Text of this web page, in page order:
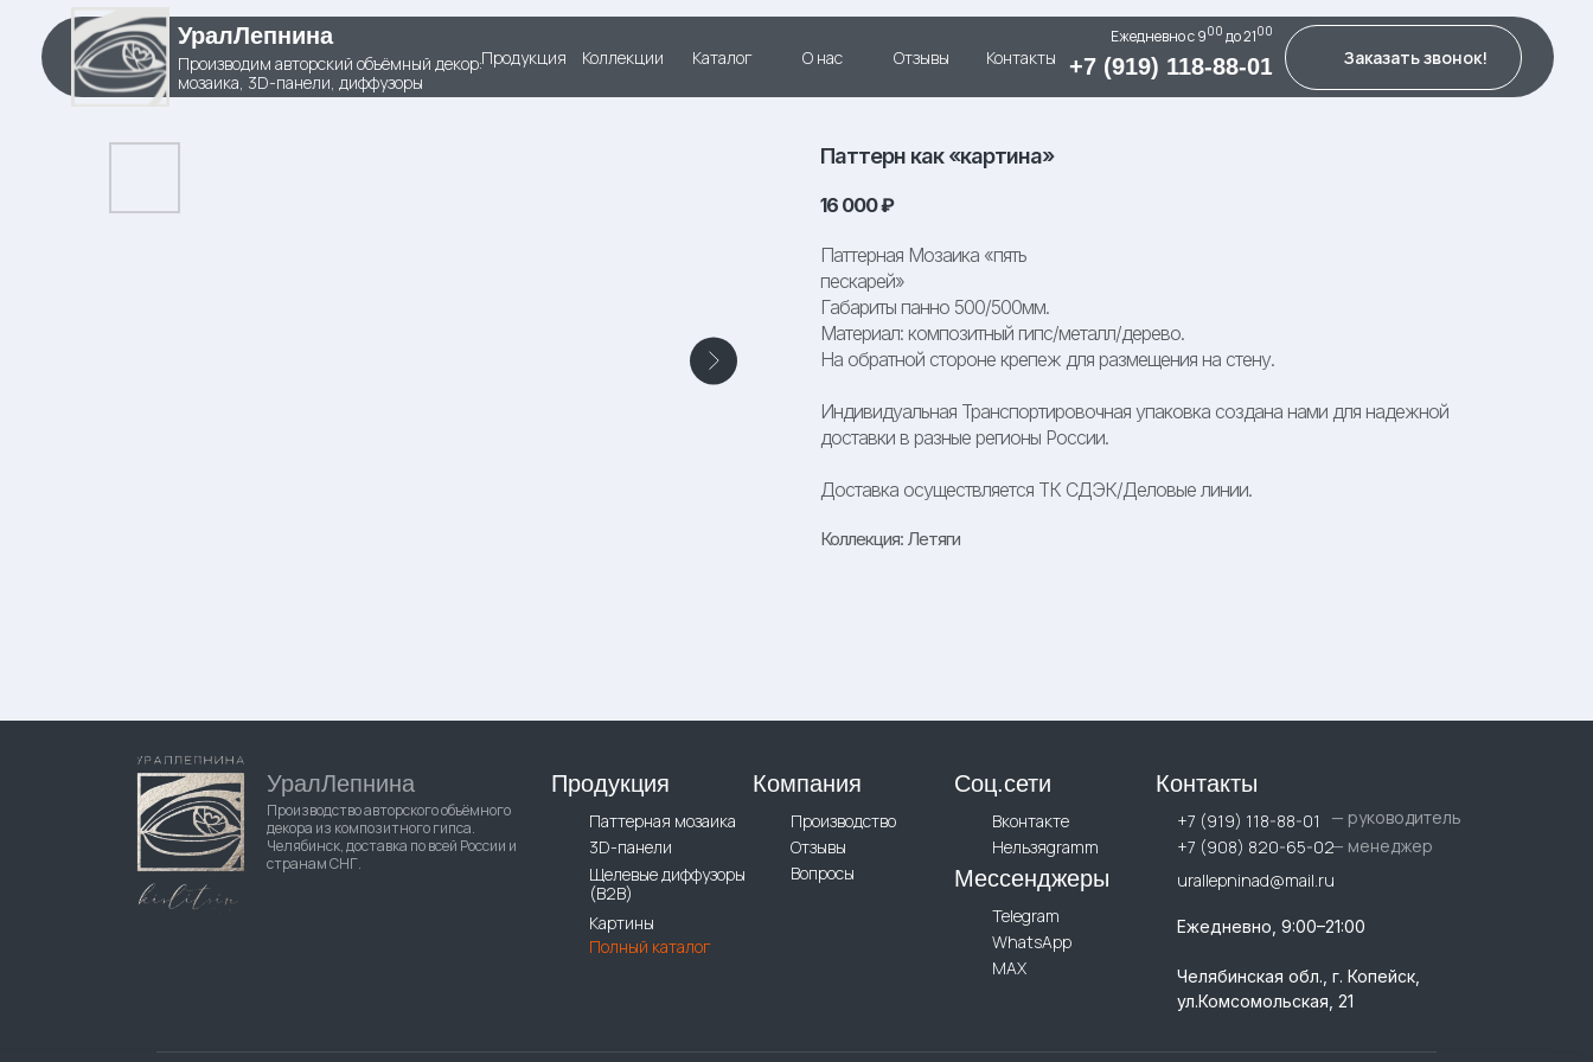
УралЛепнина
Производим авторский объёмный декор:
мозаика, 3D-панели, диффузоры
Заказать звонок!
+7 (919) 118-88-01
Ежедневно c 900 до 2100
Продукция Коллекции Каталог О нас Отзывы Контакты
Паттерн как «картина»
16 000₽
Паттерная Мозаика «пять
пескарей»
Габариты панно 500/500мм.
Материал: композитный гипс/металл/дерево.
На обратной стороне крепеж для размещения на стену.
Индивидуальная Транспортировочная упаковка создана нами для надежной
доставки в разные регионы России.
Доставка осуществляется ТК СДЭК/Деловые линии.
Коллекция: Летяги
Паттерная мозаика
3D-панели
Щелевые диффузоры
(B2B)
Картины
Полный каталог
УралЛепнина Продукция
+7 (919) 118-88-01
+7 (908) 820-65-02
urallepninad@mail.ru
Контакты
Производство
Отзывы
Вопросы
Компания
Вконтакте
Нельзяgramm
Соц.сети
Telegram
WhatsApp
MAX
Мессенджеры
Производство авторского объёмного
декора из композитного гипса.
Челябинск, доставка по всей России и
странам СНГ.
— руководитель
— менеджер
Ежедневно, 9:00–21:00
Челябинская обл., г. Копейск,
ул.Комсомольская, 21